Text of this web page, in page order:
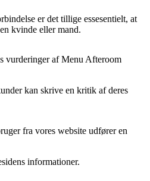
er det tillige essesentielt, at
kvinde eller mand.
vurderinger af Menu Afteroom
kan skrive en kritik af deres
fra vores website udfører en
informationer.